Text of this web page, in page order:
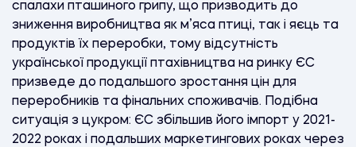
спалахи пташиного грипу, що призводить до
зниження виробництва як м’яса птиці, так і яєць та
продуктів їх переробки, тому відсутність
української продукції птахівництва на ринку ЄС
призведе до подальшого зростання цін для
переробників та фінальних споживачів. Подібна
ситуація з цукром: ЄС збільшив його імпорт у 2021-
2022 роках і подальших маркетингових роках через